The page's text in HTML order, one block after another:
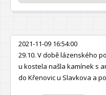
2021-11-09 16:54:00
29.10. V době lázenského
u kostela našla kamínek s
do Křenovic u Slavkova a